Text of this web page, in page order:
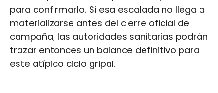
para confirmarlo. Si esa escalada no llega a
materializarse antes del cierre oficial de
campaña, las autoridades sanitarias podrán
trazar entonces un balance definitivo para
este atípico ciclo gripal.